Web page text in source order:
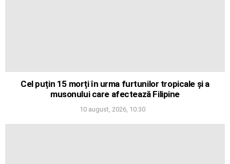
Cel puțin 15 morți în urma furtunilor tropicale și a
musonului care afectează Filipine
10 august, 2026, 10:30